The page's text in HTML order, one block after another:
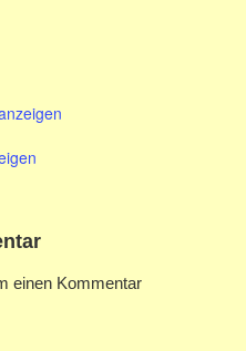
einen Kommentar